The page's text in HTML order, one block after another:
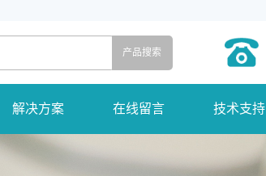
解决方案 在线留言 技术支持